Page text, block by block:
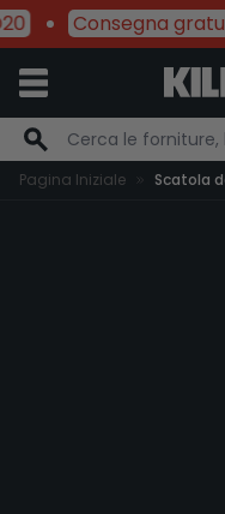
Consegna
Salta al contenuto
Pagina Iniziale Scatola